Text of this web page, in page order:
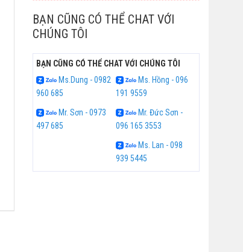
BẠN CŨNG CÓ THỂ CHAT VỚI
CHÚNG TÔI
BẠN CŨNG CÓ THỂ CHAT VỚI CHÚNG TÔI
Ms.Dung - 0982
960 685
Ms. Hồng - 096
191 9559
Mr. Sơn - 0973
497 685
Mr. Đức Sơn -
096 165 3553
Ms. Lan - 098
939 5445